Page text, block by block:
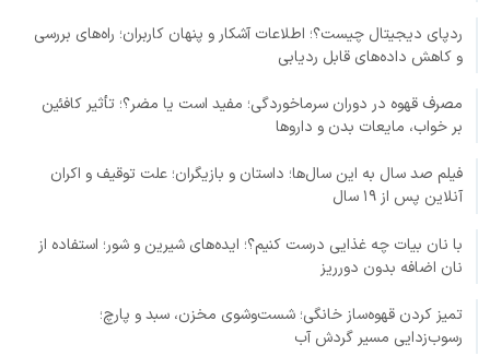
ردپای دیجیتال چیست؟؛ اطلاعات آشکار و پنهان کاربران؛ راه‌های بررسی
و کاهش داده‌های قابل ردیابی
مصرف قهوه در دوران سرماخوردگی؛ مفید است یا مضر؟؛ تأثیر کافئین
بر خواب، مایعات بدن و داروها
فیلم صد سال به این سال‌ها؛ داستان و بازیگران؛ علت توقیف و اکران
آنلاین پس از ۱۹ سال
با نان بیات چه غذایی درست کنیم؟؛ ایده‌های شیرین و شور؛ استفاده از
نان اضافه بدون دورریز
تمیز کردن قهوه‌ساز خانگی؛ شست‌وشوی مخزن، سبد و پارچ؛
رسوب‌زدایی مسیر گردش آب